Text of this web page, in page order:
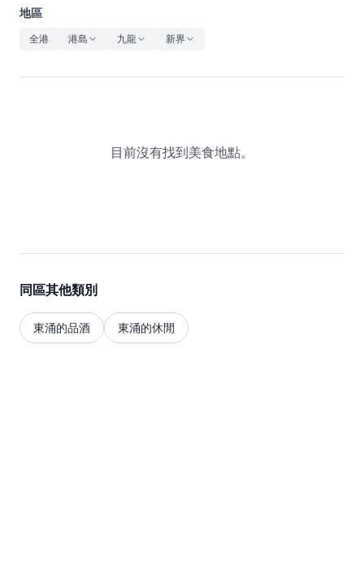
音樂
地區
全港 港島 九龍 新界
目前沒有找到美食地點。
同區其他類別
東涌的品酒 東涌的休閒